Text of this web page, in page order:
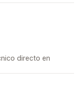
directo en